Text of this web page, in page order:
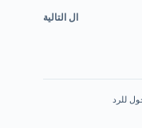
ال التالية
للرد